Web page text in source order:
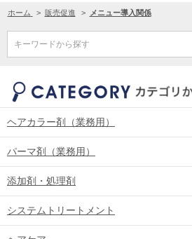
ホーム > 販売促進 > メニュー導入関係
キーワードから探す
ヘアカラー剤（業務用）
パーマ剤（業務用）
添加剤・処理剤
システムトリートメント